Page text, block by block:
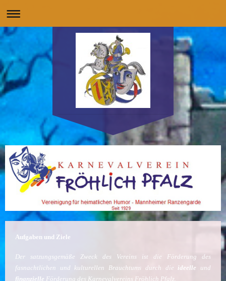
Aufgaben und Ziele
Der satzungsgemäße Zweck des Vereins ist die Förderung des
fasnachtlichen und kulturellen Brauchtums durch die ideelle und
finanzielle Förderung des Karnevalvereins Fröhlich Pfalz.